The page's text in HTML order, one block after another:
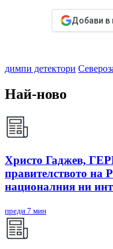
Добави в
димпи детектори
Най-ново
Христо Гаджев,
правителството на
националния ни
преди 7 мин